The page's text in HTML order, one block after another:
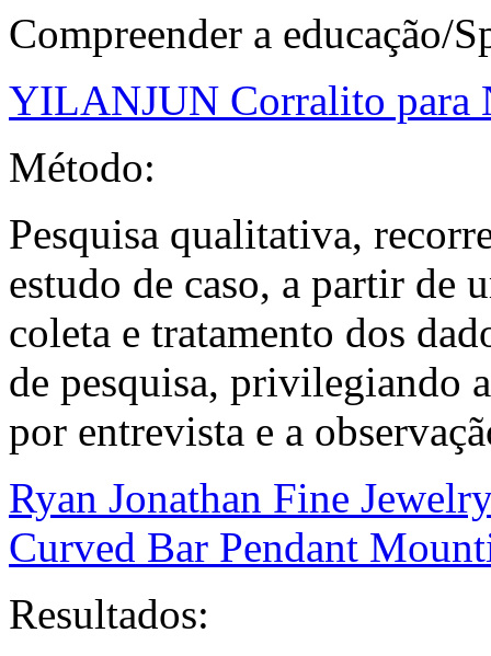
Compreender a educação/
YILANJUN Corralito para
Método:
Pesquisa qualitativa,
estudo de caso, a partir de
coleta e tratamento dos
de pesquisa, privilegiando
por entrevista e a
Ryan Jonathan Fine
Curved Bar Pendant
Resultados: